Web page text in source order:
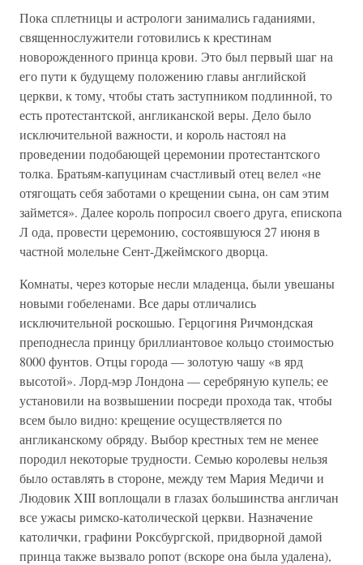
Пока сплетницы и астрологи занимались гаданиями,
священнослужители готовились к крестинам
новорожденного принца крови. Это был первый шаг на
его пути к будущему положению главы английской
церкви, к тому, чтобы стать заступником подлинной, то
есть протестантской, англиканской веры. Дело было
исключительной важности, и король настоял на
проведении подобающей церемонии протестантского
толка. Братьям-капуцинам счастливый отец велел «не
отягощать себя заботами о крещении сына, он сам этим
займется». Далее король попросил своего друга, епископа
Л ода, провести церемонию, состоявшуюся 27 июня в
частной молельне Сент-Джеймского дворца.
Комнаты, через которые несли младенца, были увешаны
новыми гобеленами. Все дары отличались
исключительной роскошью. Герцогиня Ричмондская
преподнесла принцу бриллиантовое кольцо стоимостью
8000 фунтов. Отцы города — золотую чашу «в ярд
высотой». Лорд-мэр Лондона — серебряную купель; ее
установили на возвышении посреди прохода так, чтобы
всем было видно: крещение осуществляется по
англиканскому обряду. Выбор крестных тем не менее
породил некоторые трудности. Семью королевы нельзя
было оставлять в стороне, между тем Мария Медичи и
Людовик XIII воплощали в глазах большинства англичан
все ужасы римско-католической церкви. Назначение
католички, графини Роксбургской, придворной дамой
принца также вызвало ропот (вскоре она была удалена),